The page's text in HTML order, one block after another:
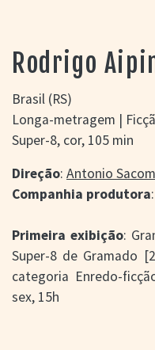
PORTAL DO
CINEMA GAÚCHO
> BUSCA AVANÇADA
> LISTA DE FILMES
> FILMOGRAFIAS DE
> DISCOGRAFIAS
> BIBLIOGRAFIAS
LOCALIZAÇÃO
Rodrigo
Brasil (RS)
Longa-metragem |
Super-8, cor, 105 min
Direção: Antonio
Companhia produtora
Primeira exibição:
Super-8 de Gramado
categoria Enredo-
sex, 15h